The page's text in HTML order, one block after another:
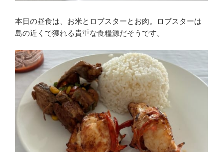
本日の昼食は、お米とロブスターとお肉。ロブスターは
島の近くで獲れる貴重な食糧源だそうです。